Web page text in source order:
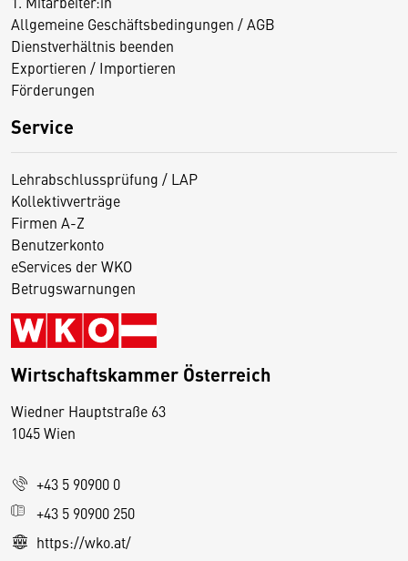
Allgemeine Geschäftsbedingungen / AGB
Dienstverhältnis beenden
Exportieren / Importieren
Förderungen
Service
Lehrabschlussprüfung / LAP
Kollektivverträge
Firmen A-Z
Benutzerkonto
eServices der WKO
Betrugswarnungen
Wirtschaftskammer Österreich
Wiedner Hauptstraße 63
1045 Wien
+43 5 90900 0
+43 5 90900 250
https://wko.at/
D
s
e
S